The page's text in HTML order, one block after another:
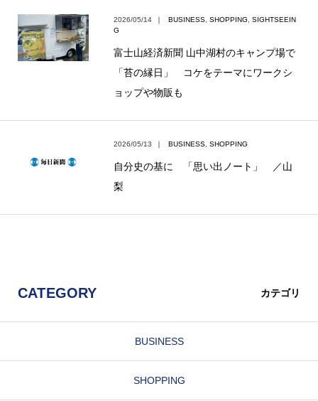
2026/05/14 ｜ BUSINESS SHOPPING
SIGHTSEEIN
G
富士山経済新聞 山中湖村のキャンプ場で
「苔の縁日」 コケをテーマにワークシ
ョップや物販も
2026/05/13 ｜ BUSINESS SHOPPING
自分史の基に 「思い出ノート」 ／山
梨
CATEGORY カテゴリ
BUSINESS
SHOPPING